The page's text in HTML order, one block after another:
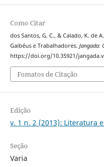
Como Citar
dos Santos, G. C., & Calado, K. de
Gaibéus e Trabalhadores. Jangada:
https://doi.org/10.35921/
Fomatos de Citação
Edição
v. 1 n. 2 (2013): Literatura
Seção
Varia